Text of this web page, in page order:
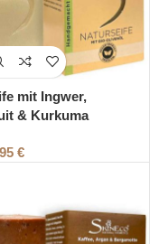
mit Ingwer,
& Kurkuma
€